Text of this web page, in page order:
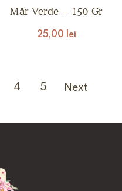
Măr Verde – 150 Gr
25,00 lei
4 5 Next